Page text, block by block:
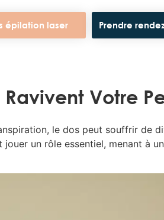
épilation laser Prendre
Ravivent Votre
le dos peut souffrir de
un rôle essentiel, menant à